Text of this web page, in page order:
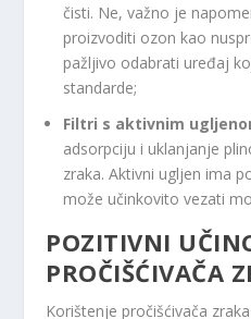
čisti. Ne, važno je
proizvoditi ozon kao
pažljivo odabrati uređaj
standarde;
Filtri s aktivnim
adsorpciju i uklanjanje
zraka. Aktivni ugljen ima
može učinkovito vezati
POZITIVNI
PROČIŠĆIVAČA
Korištenje pročišćivača